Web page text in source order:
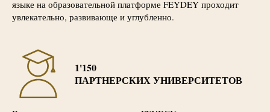
языке на образовательной платформе FEYDEY проходит
увлекательно, развивающе и углубленно.
1'150
ПАРТНЕРСКИХ УНИВЕРСИТЕТОВ